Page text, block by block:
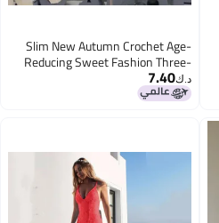
3
Slim New Autumn Crochet Age-
Reducing Sweet Fashion Three-
Dimensional Splicing High-Neck
Long-Sleeved Flower New Style
د.ك‏7.40